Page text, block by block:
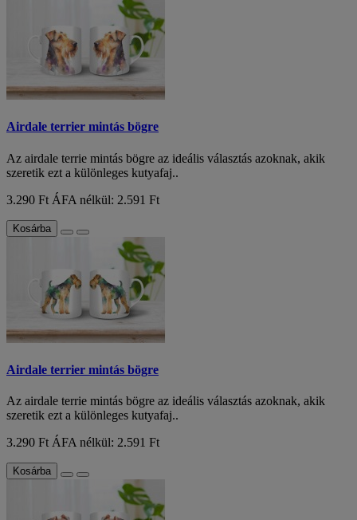
Airdale terrier mintás bögre
Az airdale terrie mintás bögre az ideális választás azoknak, akik
szeretik ezt a különleges kutyafaj..
3.290 Ft ÁFA nélkül: 2.591 Ft
Kosárba
Airdale terrier mintás bögre
Az airdale terrie mintás bögre az ideális választás azoknak, akik
szeretik ezt a különleges kutyafaj..
3.290 Ft ÁFA nélkül: 2.591 Ft
Kosárba